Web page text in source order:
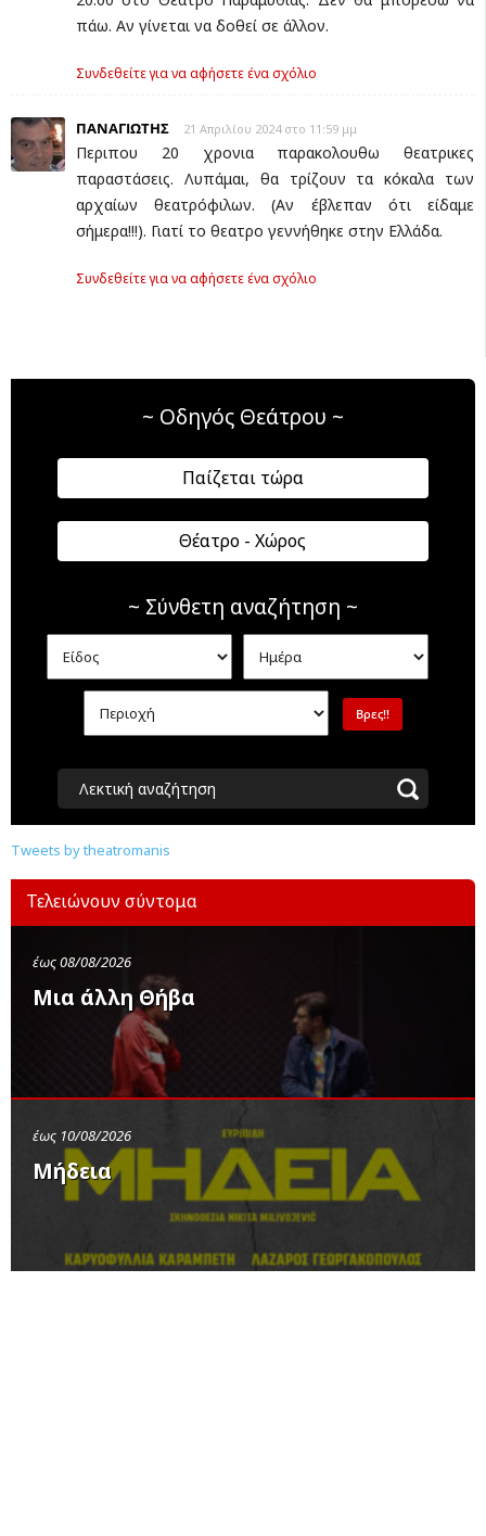
πάω. Αν γίνεται να δοθεί σε άλλον.
Συνδεθείτε για να αφήσετε ένα σχόλιο
ΠΑΝΑΓΙΩΤΗΣ 21 Απριλίου 2024 στο 11:59 μμ
Περιπου 20 χρονια παρακολουθω θεατρικες
παραστάσεις. Λυπάμαι, θα τρίζουν τα κόκαλα των
αρχαίων θεατρόφιλων. (Αν έβλεπαν ότι είδαμε
σήμερα!!!). Γιατί το θεατρο γεννήθηκε στην Ελλάδα.
Συνδεθείτε για να αφήσετε ένα σχόλιο
~ Οδηγός Θεάτρου ~
Παίζεται τώρα
Θέατρο - Χώρος
~ Σύνθετη αναζήτηση ~
Λεκτική αναζήτηση
Tweets by theatromanis
Τελειώνουν σύντομα
έως 08/08/2026
Μια άλλη Θήβα
έως 10/08/2026
Μήδεια